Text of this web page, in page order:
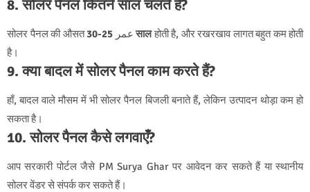
8. सोलर पैनल कितने साल चलते हैं?
सोलर पैनल की औसत عمر25-30 सालहोती है, और रखरखाव लागत बहुत कम होती
है।
9. क्या बादल में सोलर पैनल काम करते हैं?
हाँ, बादल वाले मौसम में भी सोलर पैनल बिजली बनाते हैं, लेकिन उत्पादन थोड़ा कम हो
सकता है।
10. सोलर पैनल कैसे लगवाएँ?
आप सरकारी पोर्टल जैसे PM Surya Ghar पर आवेदन कर सकते हैं या स्थानीय
सोलर वेंडर से संपर्क कर सकते हैं।